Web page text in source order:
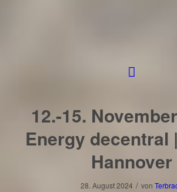
12.-15.
Energy decentral
Hannover
28. August 2024 / von